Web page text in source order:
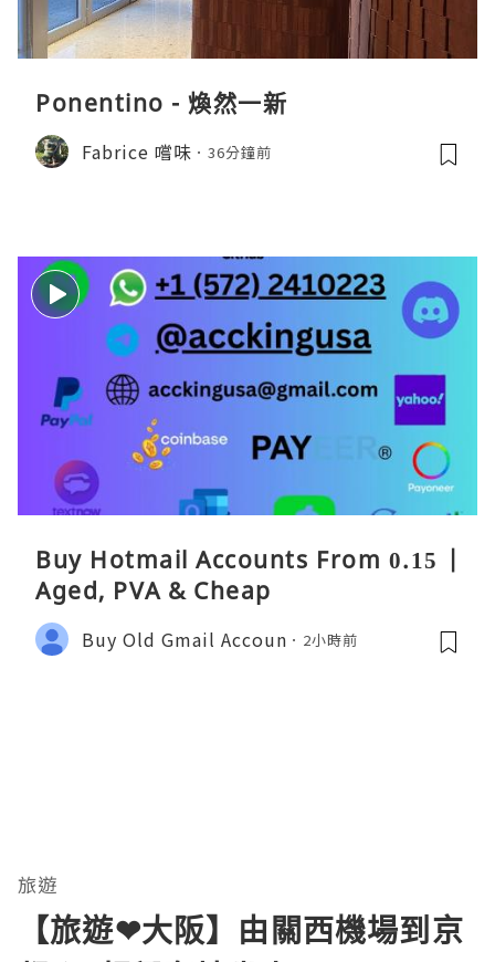
Ponentino - 煥然一新
Fabrice 嚐味 36分鐘前
Buy Hotmail Accounts From 0.15 |
Aged, PVA & Cheap
Buy Old Gmail Accoun 2小時前
旅遊
【旅遊❤大阪】由關西機場到京